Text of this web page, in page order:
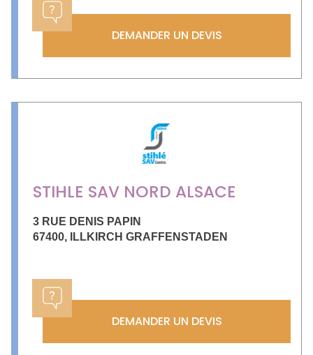
DEMANDER UN DEVIS
STIHLE SAV NORD ALSACE
3 RUE DENIS PAPIN
67400, ILLKIRCH GRAFFENSTADEN
DEMANDER UN DEVIS